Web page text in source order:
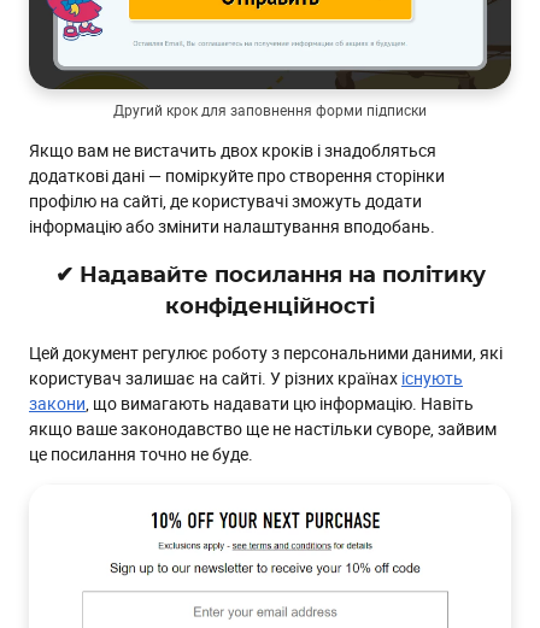
Другий крок для заповнення форми підписки
Якщо вам не вистачить двох кроків і знадобляться
додаткові дані — поміркуйте про створення сторінки
профілю на сайті, де користувачі зможуть додати
інформацію або змінити налаштування вподобань.
✔ Надавайте посилання на політику
конфіденційності
Цей документ регулює роботу з персональними даними, які
користувач залишає на сайті. У різних країнах існують
закони , що вимагають надавати цю інформацію. Навіть
якщо ваше законодавство ще не настільки суворе, зайвим
це посилання точно не буде.